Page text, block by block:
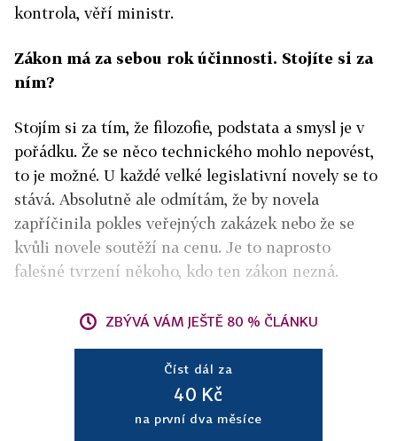
kontrola, věří ministr.
Zákon má za sebou rok účinnosti. Stojíte si za
ním?
Stojím si za tím, že filozofie, podstata a smysl je v
pořádku. Že se něco technického mohlo nepovést,
to je možné. U každé velké legislativní novely se to
stává. Absolutně ale odmítám, že by novela
zapříčinila pokles veřejných zakázek nebo že se
kvůli novele soutěží na cenu. Je to naprosto
falešné tvrzení někoho, kdo ten zákon nezná.
ZBÝVÁ VÁM JEŠTĚ 80 % ČLÁNKU
Číst dál za
40 Kč
na první dva měsíce